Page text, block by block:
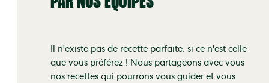
Il n'existe pas de recette parfaite, si ce n'est celle
que vous préférez ! Nous partageons avec vous
nos recettes qui pourrons vous guider et vous